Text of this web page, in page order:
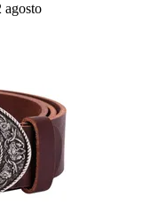
agosto